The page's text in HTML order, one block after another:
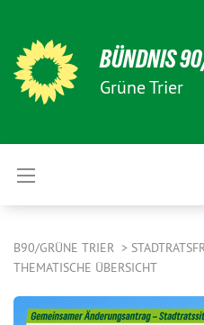
BÜNDNIS
Grüne Trier
B90/GRÜNE TRIER
THEMATISCHE ÜBERSICHT